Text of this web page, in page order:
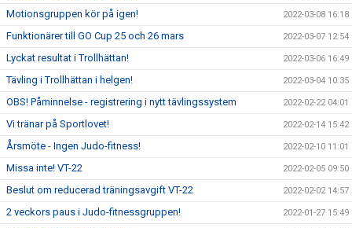
Motionsgruppen kör på igen! 2022-03-08 16:18
Funktionärer till GO Cup 25 och 26 mars 2022-03-07 12:54
Lyckat resultat i Trollhättan! 2022-03-06 16:49
Tävling i Trollhättan i helgen! 2022-03-04 10:35
OBS! Påminnelse - registrering i nytt tävlingssystem 2022-02-22 04:01
Vi tränar på Sportlovet! 2022-02-14 15:42
Årsmöte - Ingen Judo-fitness! 2022-02-10 11:01
Missa inte! VT-22 2022-02-05 09:50
Beslut om reducerad träningsavgift VT-22 2022-02-02 14:57
2 veckors paus i Judo-fitnessgruppen! 2022-01-27 15:49